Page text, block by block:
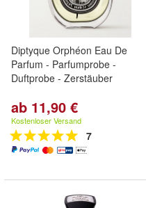
Diptyque Orphéon Eau De
Parfum - Parfumprobe -
Duftprobe - Zerstäuber
ab 11,90 €
Kostenloser Versand
7